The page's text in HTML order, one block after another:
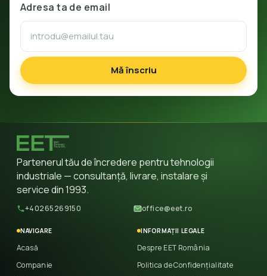
Adresa ta de email
Mă înscriu
Partenerul tău de încredere pentru tehnologii
industriale — consultanță, livrare, instalare și
service din 1993.
+40265269150 office@eet.ro
NAVIGARE
Acasă
Companie
INFORMAȚII LEGALE
Despre EET România
Politica de Confidențialitate